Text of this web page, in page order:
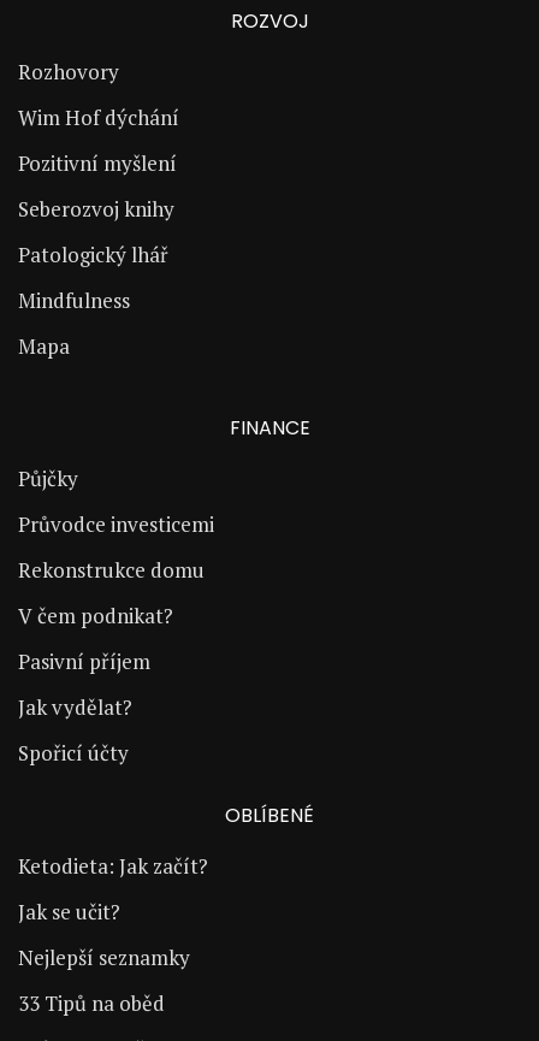
ROZVOJ
Rozhovory
Wim Hof dýchání
Pozitivní myšlení
Seberozvoj knihy
Patologický lhář
Mindfulness
Mapa
FINANCE
Půjčky
Průvodce investicemi
Rekonstrukce domu
V čem podnikat?
Pasivní příjem
Jak vydělat?
Spořicí účty
OBLÍBENÉ
Ketodieta: Jak začít?
Jak se učit?
Nejlepší seznamky
33 Tipů na oběd